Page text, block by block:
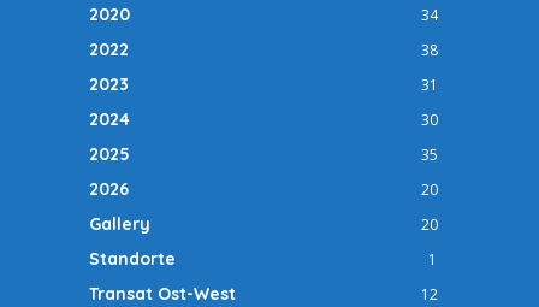
2020 34
2022 38
2023 31
2024 30
2025 35
2026 20
Gallery 20
Standorte 1
Transat Ost-West 12